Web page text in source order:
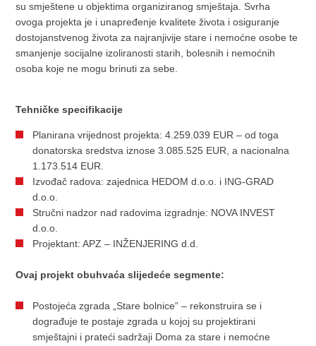
su smještene u objektima organiziranog smještaja. Svrha
ovoga projekta je i unapređenje kvalitete života i osiguranje
dostojanstvenog života za najranjivije stare i nemoćne osobe te
smanjenje socijalne izoliranosti starih, bolesnih i nemoćnih
osoba koje ne mogu brinuti za sebe.
Tehničke specifikacije
Planirana vrijednost projekta: 4.259.039 EUR – od toga
donatorska sredstva iznose 3.085.525 EUR, a nacionalna
1.173.514 EUR.
Izvođač radova: zajednica HEDOM d.o.o. i ING-GRAD
d.o.o.
Stručni nadzor nad radovima izgradnje: NOVA INVEST
d.o.o.
Projektant: APZ – INŽENJERING d.d.
Ovaj projekt obuhvaća slijedeće segmente:
Postojeća zgrada „Stare bolnice” – rekonstruira se i
dograđuje te postaje zgrada u kojoj su projektirani
smještajni i prateći sadržaji Doma za stare i nemoćne